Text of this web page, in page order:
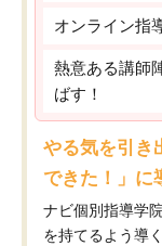
オンライン指
熱意ある講師
ばす！
やる気を引き
できた！」に
ナビ個別指導学
を持てるよう導